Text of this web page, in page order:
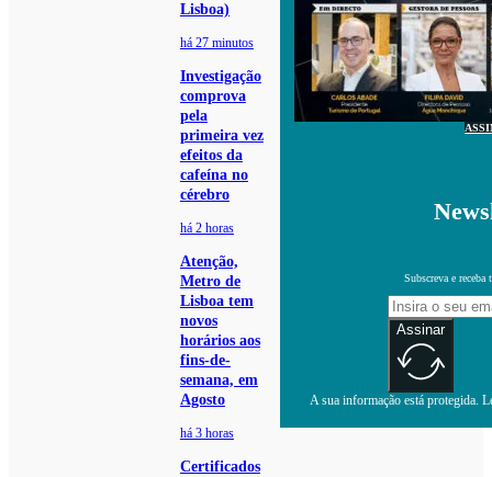
Lisboa)
há 27 minutos
Investigação
comprova
pela
primeira vez
efeitos da
cafeína no
cérebro
há 2 horas
Atenção,
Metro de
Lisboa tem
novos
horários aos
fins-de-
semana, em
Agosto
há 3 horas
Certificados
Subscreva e receba
Assinar
A sua informação está protegida.